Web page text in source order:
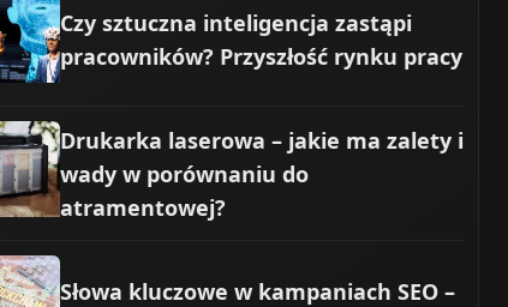
Czy sztuczna inteligencja zastąpi
pracowników? Przyszłość rynku pracy
Drukarka laserowa – jakie ma zalety i
wady w porównaniu do
atramentowej?
Słowa kluczowe w kampaniach SEO –